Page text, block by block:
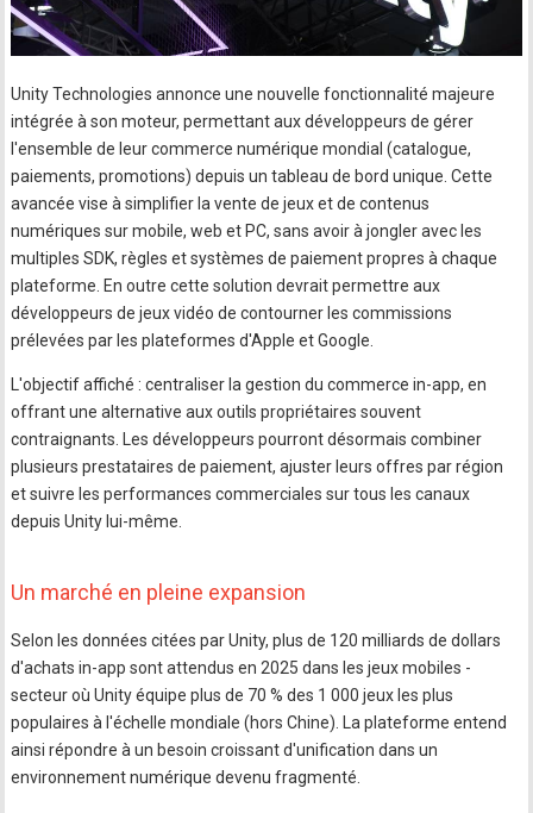
Unity Technologies annonce une nouvelle fonctionnalité majeure
intégrée à son moteur, permettant aux développeurs de gérer
l'ensemble de leur commerce numérique mondial (catalogue,
paiements, promotions) depuis un tableau de bord unique. Cette
avancée vise à simplifier la vente de jeux et de contenus
numériques sur mobile, web et PC, sans avoir à jongler avec les
multiples SDK, règles et systèmes de paiement propres à chaque
plateforme. En outre cette solution devrait permettre aux
développeurs de jeux vidéo de contourner les commissions
prélevées par les plateformes d'Apple et Google.
L'objectif affiché : centraliser la gestion du commerce in-app, en
offrant une alternative aux outils propriétaires souvent
contraignants. Les développeurs pourront désormais combiner
plusieurs prestataires de paiement, ajuster leurs offres par région
et suivre les performances commerciales sur tous les canaux
depuis Unity lui-même.
Un marché en pleine expansion
Selon les données citées par Unity, plus de 120 milliards de dollars
d'achats in-app sont attendus en 2025 dans les jeux mobiles -
secteur où Unity équipe plus de 70 % des 1 000 jeux les plus
populaires à l'échelle mondiale (hors Chine). La plateforme entend
ainsi répondre à un besoin croissant d'unification dans un
environnement numérique devenu fragmenté.